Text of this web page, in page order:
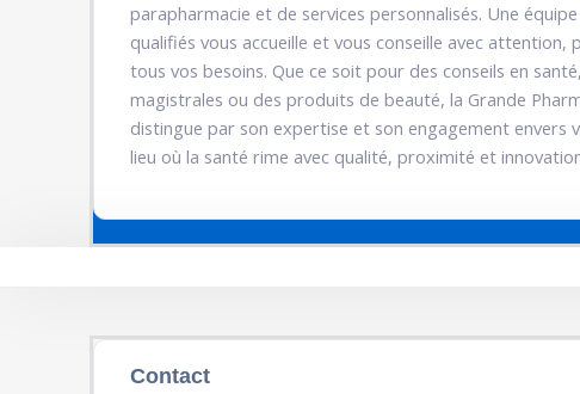
parapharmacie et de services personnalisés. Une
qualifiés vous accueille et vous conseille avec attention,
tous vos besoins. Que ce soit pour des conseils en
magistrales ou des produits de beauté, la Grande
distingue par son expertise et son engagement envers
lieu où la santé rime avec qualité, proximité et
Contact